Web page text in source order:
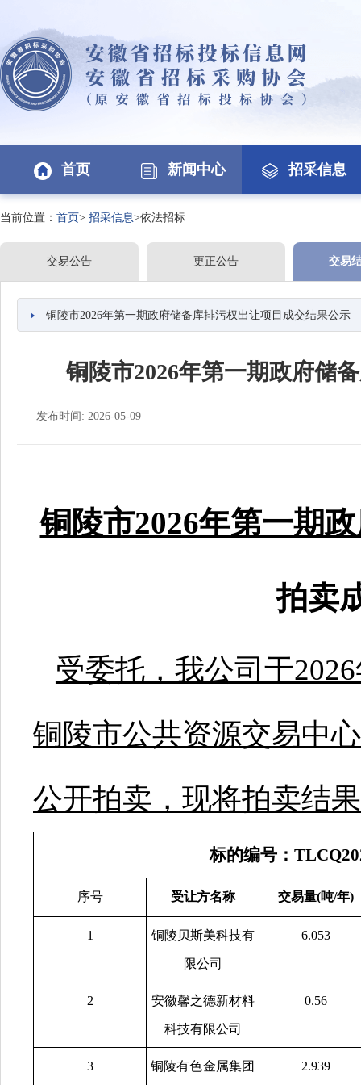
首页 新闻中心 招采信息
当前位置： 首页> 招采信息>依法招标
交易公告 更正公告 交易
铜陵市2026年第一期政府储备库排污权出让项目成交结果公示
铜陵市2026年第一期政府储
发布时间: 2026-05-09
铜陵市2026年第一期
拍卖
受委托，我公司于
铜陵市公共资源交易中
公开拍卖，现将拍卖结
标的编号：
序号 受让方名称 交易量(吨/年)
1 铜陵贝斯美科技有
限公司
6.053
2 安徽馨之德新材料
科技有限公司
0.56
3 铜陵有色金属集团 2.939